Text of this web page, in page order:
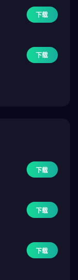
下载
下载
下载
下载
下载